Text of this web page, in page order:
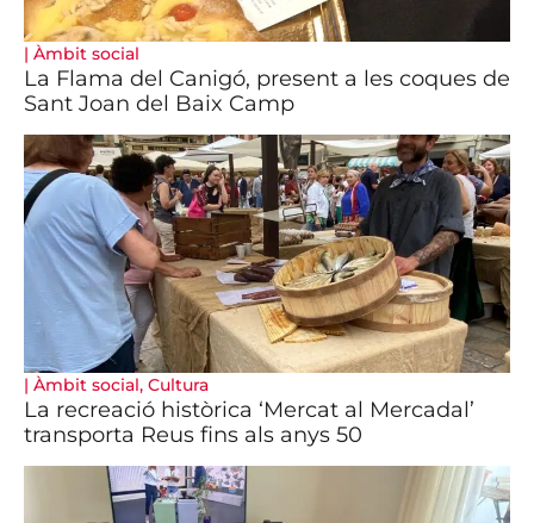
| Àmbit social
La Flama del Canigó, present a les coques de
Sant Joan del Baix Camp
| Àmbit social, Cultura
La recreació històrica ‘Mercat al Mercadal’
transporta Reus fins als anys 50